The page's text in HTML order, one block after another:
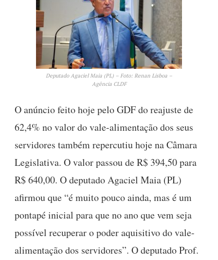
Deputado Agaciel Maia (PL) – Foto: Renan Lisboa –
Agência CLDF
O anúncio feito hoje pelo GDF do reajuste de
62,4% no valor do vale-alimentação dos seus
servidores também repercutiu hoje na Câmara
Legislativa. O valor passou de R$ 394,50 para
R$ 640,00. O deputado Agaciel Maia (PL)
afirmou que “é muito pouco ainda, mas é um
pontapé inicial para que no ano que vem seja
possível recuperar o poder aquisitivo do vale-
alimentação dos servidores”. O deputado Prof.